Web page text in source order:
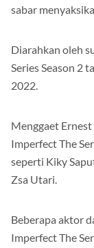
sabar
Diarahkan oleh
Series Season 2
2022.
Menggaet
Imperfect The
seperti Kiky
Zsa Utari.
Beberapa aktor
Imperfect The